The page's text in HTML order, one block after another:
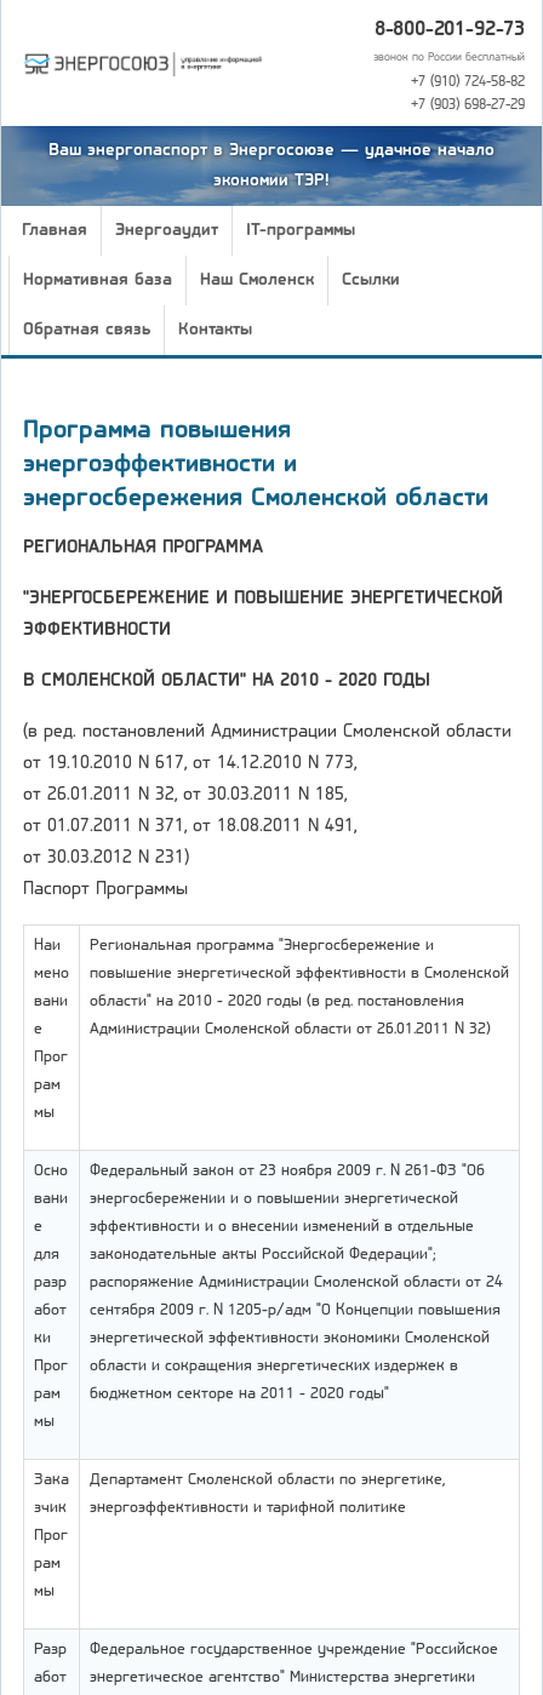
8-800-201-92-73
звонок по России бесплатный
+7 (910) 724-58-82
+7 (903) 698-27-29
Ваш энергопаспорт в Энергосоюзе — удачное начало
экономии ТЭР!
Главная Энергоаудит IT-программы
Нормативная база Наш Смоленск Ссылки
Обратная связь Контакты
Программа повышения
энергоэффективности и
энергосбережения Смоленской области
РЕГИОНАЛЬНАЯ ПРОГРАММА
"ЭНЕРГОСБЕРЕЖЕНИЕ И ПОВЫШЕНИЕ ЭНЕРГЕТИЧЕСКОЙ
ЭФФЕКТИВНОСТИ
В СМОЛЕНСКОЙ ОБЛАСТИ" НА 2010 - 2020 ГОДЫ
(в ред. постановлений Администрации Смоленской области
от 19.10.2010 N 617, от 14.12.2010 N 773,
от 26.01.2011 N 32, от 30.03.2011 N 185,
от 01.07.2011 N 371, от 18.08.2011 N 491,
от 30.03.2012 N 231)
Паспорт Программы
Наи
мено
вани
е
Прог
рам
мы
Региональная программа "Энергосбережение и
повышение энергетической эффективности в Смоленской
области" на 2010 - 2020 годы (в ред. постановления
Администрации Смоленской области от 26.01.2011 N 32)
Осно
вани
е
для
разр
абот
ки
Прог
рам
мы
Федеральный закон от 23 ноября 2009 г. N 261-ФЗ "Об
энергосбережении и о повышении энергетической
эффективности и о внесении изменений в отдельные
законодательные акты Российской Федерации";
распоряжение Администрации Смоленской области от 24
сентября 2009 г. N 1205-р/адм "О Концепции повышения
энергетической эффективности экономики Смоленской
области и сокращения энергетических издержек в
бюджетном секторе на 2011 - 2020 годы"
Зака
зчик
Прог
рам
мы
Департамент Смоленской области по энергетике,
энергоэффективности и тарифной политике
Разр
абот
Федеральное государственное учреждение "Российское
энергетическое агентство" Министерства энергетики